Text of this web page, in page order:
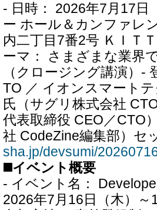
- 日時： 2026年7月17日
ー ホール＆カンファレ
内二丁目7番2号 ＫＩＴ
ーマ： さまざまな業界
（クロージング講演）-
TO ／ イオンスマート
氏（サグリ株式会社
代表取締役 CEO／CTO
社 CodeZine編集部）セ
sha.jp/devsumi/
◼️イベント概要
- イベント名：
2026年7月16日（木）